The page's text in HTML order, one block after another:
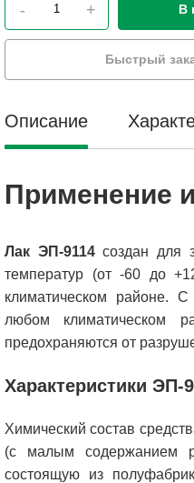
- + В
Быстрый
Описание
Применение
Лак ЭП-9114создан для
температур (от -60 до
климатическом районе.
любом климатическом
предохраняются от
Характеристики ЭП-
Химический состав
(с малым содержанием
состоящую из